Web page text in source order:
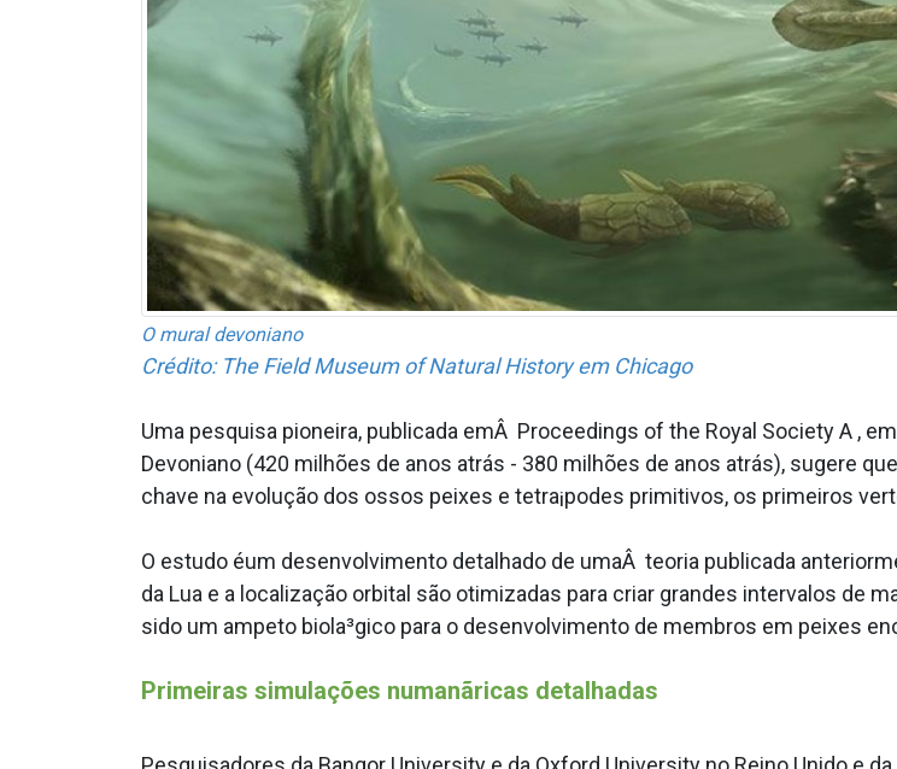
O mural devoniano
Crédito: The Field Museum of Natural History em Chicago
Uma pesquisa pioneira, publicada emÂ Proceedings of the Royal Society A ,
Devoniano (420 milhões de anos atrás - 380 milhões de anos atrás), sugere
chave na evolução dos ossos peixes e tetra¡podes primitivos, os primeiros
O estudo éum desenvolvimento detalhado de umaÂ teoria publicada
da Lua e a localização orbital são otimizadas para criar grandes intervalos de
sido um a­mpeto biola³gico para o desenvolvimento de membros em peixes
Primeiras simulações numanãricas detalhadas